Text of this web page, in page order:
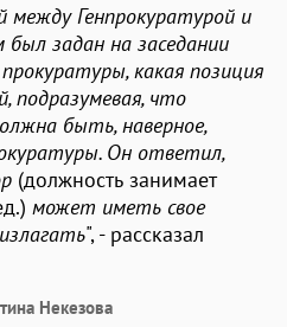
между Генпрокуратурой и
задан на заседании
какая позиция
подразумевая, что
быть, наверное,
Он ответил,
(должность занимает
может иметь свое
", - рассказал
Некезова